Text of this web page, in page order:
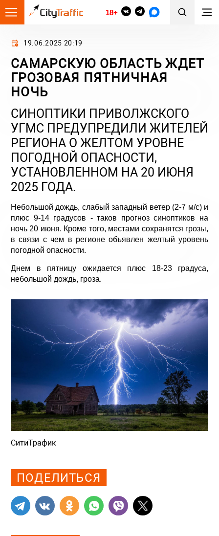
18+
19.06.2025 20:19
САМАРСКУЮ ОБЛАСТЬ ЖДЕТ
ГРОЗОВАЯ ПЯТНИЧНАЯ
НОЧЬ
СИНОПТИКИ ПРИВОЛЖСКОГО
УГМС ПРЕДУПРЕДИЛИ ЖИТЕЛЕЙ
РЕГИОНА О ЖЕЛТОМ УРОВНЕ
ПОГОДНОЙ ОПАСНОСТИ,
УСТАНОВЛЕННОМ НА 20 ИЮНЯ
2025 ГОДА.
Небольшой дождь, слабый западный ветер (2-7 м/с) и
плюс 9-14 градусов - таков прогноз синоптиков на
ночь 20 июня. Кроме того, местами сохранятся грозы,
в связи с чем в регионе объявлен желтый уровень
погодной опасности.
Днем в пятницу ожидается плюс 18-23 градуса,
небольшой дождь, гроза.
СитиТрафик
ПОДЕЛИТЬСЯ